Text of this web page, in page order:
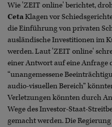
Wie 'ZEIT online' berichtet,
CetaKlagen vor
die Einführung von privaten
ausländische Investitionen im
werden. Laut 'ZEIT online'
einer Antwort auf eine
“unangemessene
audio-visuellen Bereich”
Verletzungen könnten durch
Wege des Investor-Staat-
gemacht werden. Die